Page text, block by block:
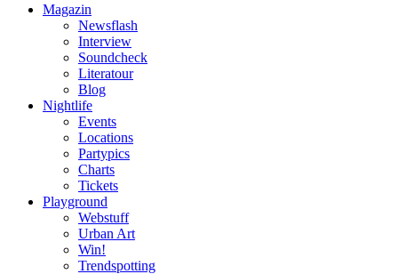
Magazin
Newsflash
Interview
Soundcheck
Literatour
Blog
Nightlife
Events
Locations
Partypics
Charts
Tickets
Playground
Webstuff
Urban Art
Win!
Trendspotting